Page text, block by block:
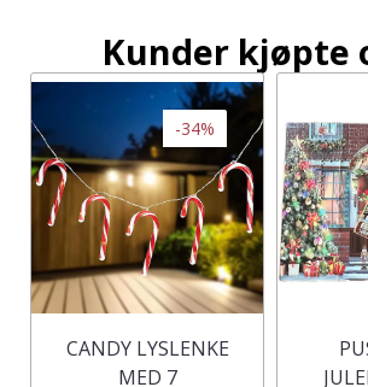
Kunder kjøpte
-34%
CANDY LYSLENKE
MED 7